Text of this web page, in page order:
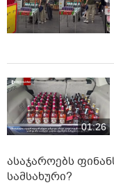
01:26
ასაჯაროებს
სამსახური?